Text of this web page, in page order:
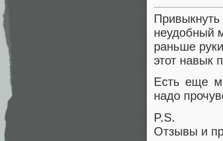
Привыкнуть
неудобный
раньше
этот навык
Есть еще
надо
P.S.
Отзывы и